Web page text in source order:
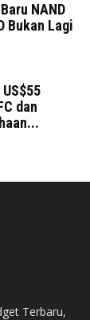
NAND
Bukan Lagi
dan
Terbaru,